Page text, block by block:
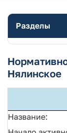
Разделы
Нялинское
Название: